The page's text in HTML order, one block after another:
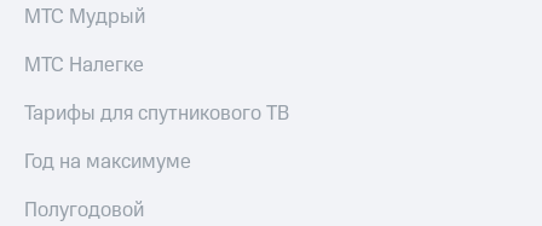
МТС Мудрый
МТС Налегке
Тарифы для спутникового ТВ
Год на максимуме
Полугодовой